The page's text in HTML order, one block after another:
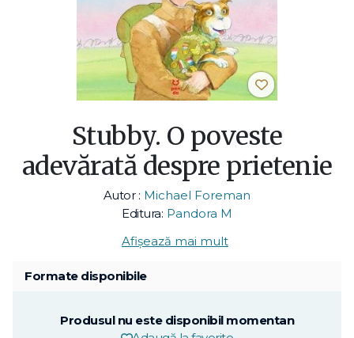
Stubby. O poveste
adevărată despre prietenie
Autor : Michael Foreman
Editura: Pandora M
Afișează mai mult
Formate disponibile
Produsul nu este disponibil momentan